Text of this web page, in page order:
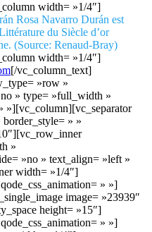
width= »1/4″]
Rosa Navarro Durán est
du Siècle d’or
(Source: Renaud-Bray)
width= »1/4″]
[/vc_column_text]
»row »
» type= »full_width »
»][vc_column][vc_separator
» »
»
»no » text_align= »left »
width= »1/4″]
» »]
image= »23939″
height= »15″]
» »]